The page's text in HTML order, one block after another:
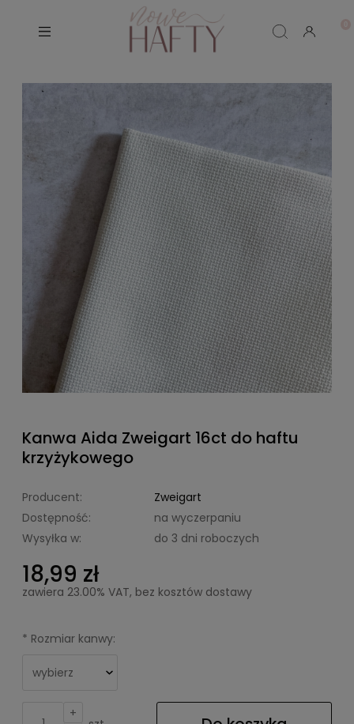
Kanwa Aida Zweigart 16ct do haftu
krzyżykowego
Producent:
Zweigart
Dostępność:
na wyczerpaniu
Wysyłka w:
do 3 dni roboczych
18,99 zł
zawiera 23.00% VAT, bez kosztów dostawy
* Rozmiar kanwy:
+